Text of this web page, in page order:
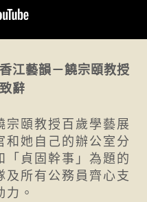
江藝韻－饒宗頤教授
辭
頤教授百歲學藝展
和她自己的辦公室分
「貞固幹事」為題的
及所有公務員齊心支
。